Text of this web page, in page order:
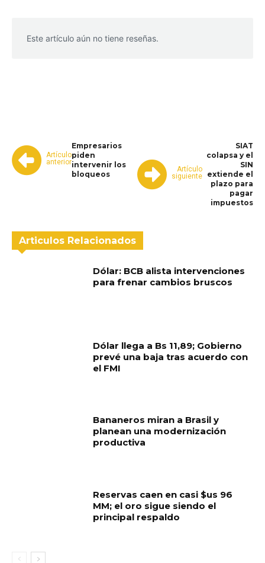
Este artículo aún no tiene reseñas.
Artículo
anterior
Empresarios
piden
intervenir los
bloqueos
Artículo
siguiente
SIAT
colapsa y el
SIN
extiende el
plazo para
pagar
impuestos
Articulos Relacionados
Dólar: BCB alista intervenciones
para frenar cambios bruscos
Dólar llega a Bs 11,89; Gobierno
prevé una baja tras acuerdo con
el FMI
Bananeros miran a Brasil y
planean una modernización
productiva
Reservas caen en casi $us 96
MM; el oro sigue siendo el
principal respaldo